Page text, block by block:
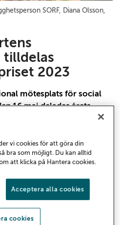
SORF, Diana Olsson,
2023
mötesplats för social
16 maj delades årets
i Gävleborg
hälsofrämjande, verkar för
har ett tydligt syfte,
och som väntas bidra till
i hälsa.
driver föreningen en
kombination med lärande
vi cookies för att göra din
bra som möjligt. Du kan alltid
att klicka på Hantera cookies.
Acceptera alla cookies
cookies